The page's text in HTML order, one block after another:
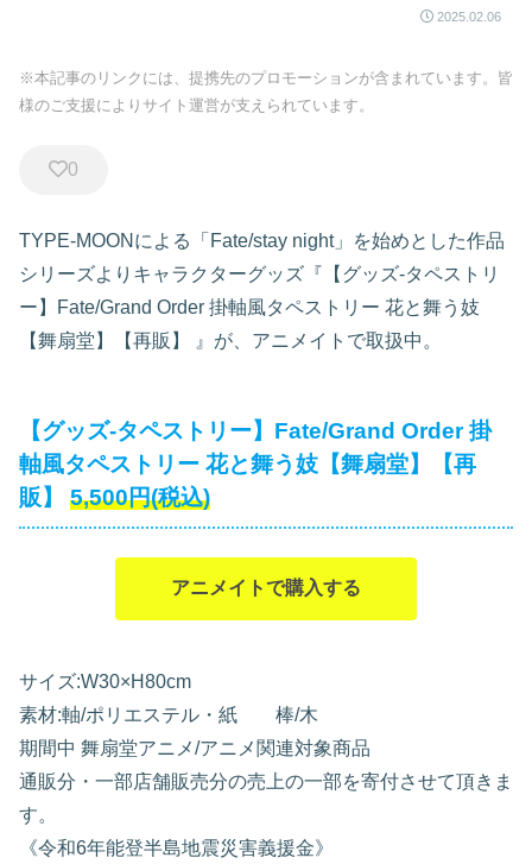
2025.02.06
※本記事のリンクには、提携先のプロモーションが含まれています。皆
様のご支援によりサイト運営が支えられています。
0
TYPE-MOONによる「Fate/stay night」を始めとした作品
シリーズよりキャラクターグッズ『【グッズ-タペストリ
ー】Fate/Grand Order 掛軸風タペストリー 花と舞う妓
【舞扇堂】【再販】
』が、アニメイトで取扱中。
【グッズ-タペストリー】Fate/Grand Order 掛
軸風タペストリー 花と舞う妓【舞扇堂】【再
販】
5,500円(税込)
アニメイトで購入する
サイズ:W30×H80cm
素材:軸/ポリエステル・紙 棒/木
期間中 舞扇堂アニメ/アニメ関連対象商品
通販分・一部店舗販売分の売上の一部を寄付させて頂きま
す。
《令和6年能登半島地震災害義援金》